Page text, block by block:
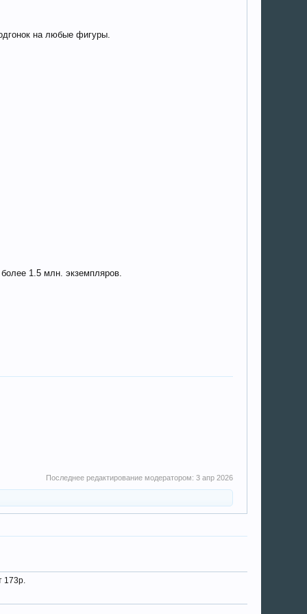
на любые фигуры.
1.5 млн. экземпляров.
Последнее редактирование модератором: 3 апр 2026
173р.